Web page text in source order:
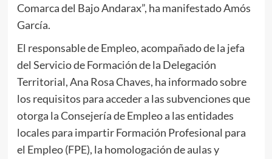
Comarca del Bajo Andarax”, ha manifestado Amós
García.
El responsable de Empleo, acompañado de la jefa
del Servicio de Formación de la Delegación
Territorial, Ana Rosa Chaves, ha informado sobre
los requisitos para acceder a las subvenciones que
otorga la Consejería de Empleo a las entidades
locales para impartir Formación Profesional para
el Empleo (FPE), la homologación de aulas y